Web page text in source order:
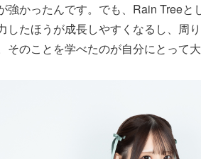
強かったんです。でも、Rain Treeと
したほうが成長しやすくなるし、周
そのことを学べたのが自分にとって